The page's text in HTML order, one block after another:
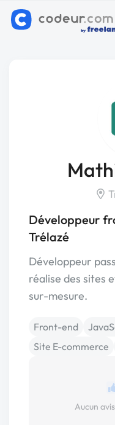
Développeur
Trélazé
Développeur
réalise des sites
sur-mesure.
Front-end
Site E-commerce
Aucun